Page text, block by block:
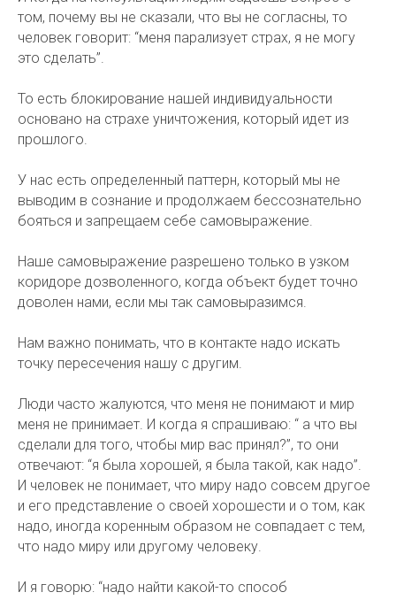
том, почему вы не сказали, что вы не согласны, то
человек говорит: “меня парализует страх, я не могу
это сделать”.
То есть блокирование нашей индивидуальности
основано на страхе уничтожения, который идет из
прошлого.
У нас есть определенный паттерн, который мы не
выводим в сознание и продолжаем бессознательно
бояться и запрещаем себе самовыражение.
Наше самовыражение разрешено только в узком
коридоре дозволенного, когда объект будет точно
доволен нами, если мы так самовыразимся.
Нам важно понимать, что в контакте надо искать
точку пересечения нашу с другим.
Люди часто жалуются, что меня не понимают и мир
меня не принимает. И когда я спрашиваю: “ а что вы
сделали для того, чтобы мир вас принял?”, то они
отвечают: “я была хорошей, я была такой, как надо”.
И человек не понимает, что миру надо совсем другое
и его представление о своей хорошести и о том, как
надо, иногда коренным образом не совпадает с тем,
что надо миру или другому человеку.
И я говорю: “надо найти какой-то способ